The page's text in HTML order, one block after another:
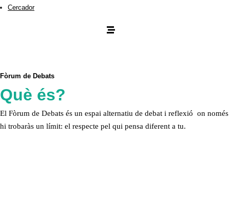
Cercador
Fòrum de Debats
Què és?
El Fòrum de Debats és un espai alternatiu de debat i reflexió on només
hi trobaràs un límit: el respecte pel qui pensa diferent a tu.